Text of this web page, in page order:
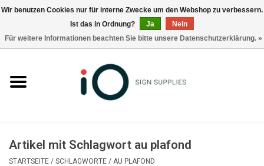
Marken
Artikel mit Schlagwort au plafond
STARTSEITE / SCHLAGWORTE / AU PLAFOND
Wir benutzen Cookies nur für interne Zwecke um den Webshop zu verbessern.
Ist das in Ordnung?
Ja
Nein
Für weitere Informationen beachten Sie bitte unsere Datenschutzerklärung. »